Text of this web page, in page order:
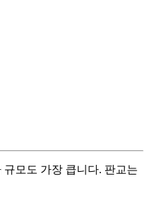
모도 가장 큽니다. 판교는